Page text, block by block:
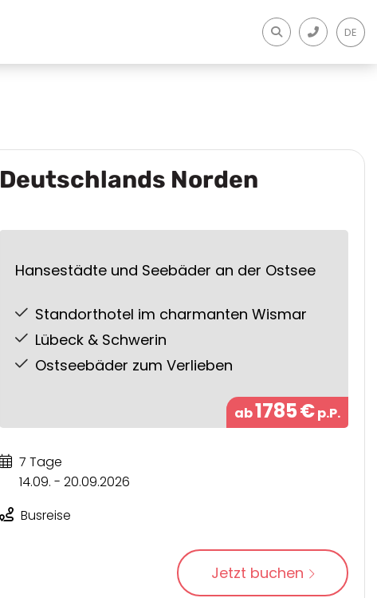
DE
Deutschlands Norden
Hansestädte und Seebäder an der Ostsee
Standorthotel im charmanten Wismar
Lübeck & Schwerin
Ostseebäder zum Verlieben
ab1785€p.P.
7 Tage
14.09. - 20.09.2026
Busreise
Jetzt buchen